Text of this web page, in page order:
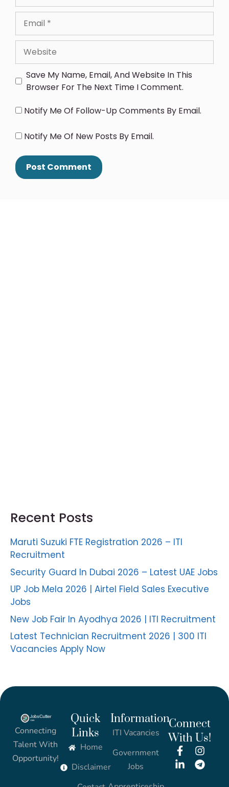
Save My Name, Email, And Website In This
Browser For The Next Time I Comment.
Notify Me Of Follow-Up Comments By Email.
Notify Me Of New Posts By Email.
Recent Posts
Maruti Suzuki FTE Registration 2026 – ITI
Recruitment
Security Guard In Dubai 2026 – Latest UAE Jobs
UP Job Mela 2026 | Airtel Field Sales Executive
Jobs
New Job Fair In Ayodhya 2026 | ITI Recruitment
Latest Technician Recruitment 2026 | 300 ITI
Vacancies Apply Now
Connecting
Talent With
Opportunity!
Quick
Links
Home
Disclaimer
Information
ITI Vacancies
Government
Jobs
Connect
With Us!